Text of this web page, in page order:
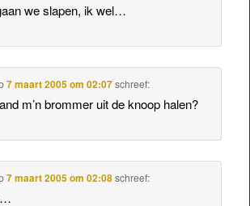
we slapen, ik wel…
7 maart 2005 om 02:07 schreef:
m’n brommer uit de knoop halen?
7 maart 2005 om 02:08 schreef: